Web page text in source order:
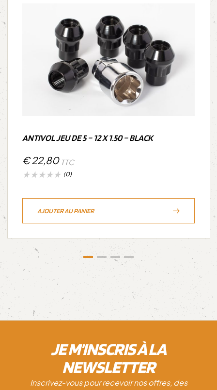
ANTIVOL JEU DE 5 – 12 X 1.50 – BLACK
€22,80TTC
(0)
AJOUTER AU PANIER
JE M'INSCRIS À LA
NEWSLETTER
Inscrivez-vous pour recevoir nos offres, des